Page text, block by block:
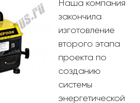
Наша компания
закончила
изготовление
второго этапа
проекта по
созданию
системы
энергетической